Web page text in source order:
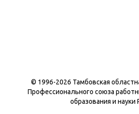
© 1996-2026 Тамбовская
Профессионального союза
образования и науки